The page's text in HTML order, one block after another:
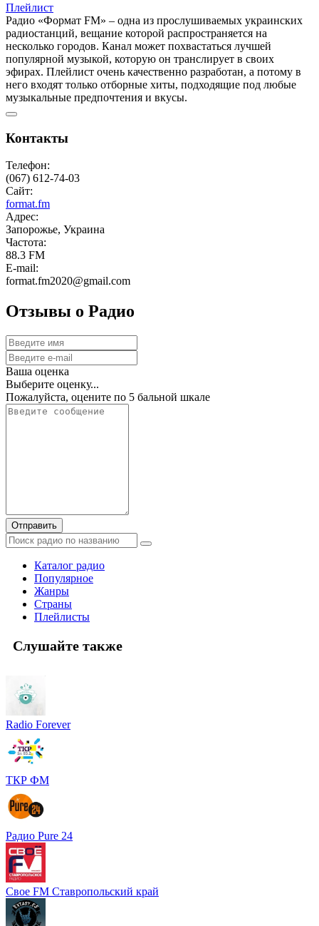
Плейлист
Радио «Формат FM» – одна из прослушиваемых украинских
радиостанций, вещание которой распространяется на
несколько городов. Канал может похвастаться лучшей
популярной музыкой, которую он транслирует в своих
эфирах. Плейлист очень качественно разработан, а потому в
него входят только отборные хиты, подходящие под любые
музыкальные предпочтения и вкусы.
Контакты
Телефон:
(067) 612-74-03
Сайт:
format.fm
Адрес:
Запорожье, Украина
Частота:
88.3 FM
E-mail:
format.fm2020@gmail.com
Отзывы о Радио
Ваша оценка
Выберите оценку...
Пожалуйста, оцените по 5 бальной шкале
Отправить
Каталог радио
Популярное
Жанры
Страны
Плейлисты
Слушайте также
Radio Forever
ТКР ФМ
Радио Pure 24
Свое FM Ставропольский край